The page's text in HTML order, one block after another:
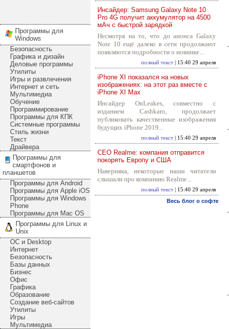
Программы для
Windows
Безопасность
Графика и дизайн
Деловые программы
Утилиты
Игры и развлечения
Интернет и сеть
Мультимедиа
Обучение
Программирование
Программы для КПК
Системные программы
Стиль жизни
Текст
Драйвера
Программы для
смартфонов и
планшетов
Программы для Android
Программы для Apple iOS
Программы для Windows
Phone
Программы для Mac OS
Программы для Linux и
Unix
ОС и Desktop
Интернет
Безопасность
Базы данных
Бизнес
Офис
Графика
Образование
Создание веб-сайтов
Утилиты
Игры
Мультимедиа
Инсайдер: Samsung Galaxy Note 10
Pro 4G получит аккумулятор на 4500
мАч с быстрой зарядкой
Несмотря на то, что до анонса Galaxy
Note 10 ещё далеко в сети продолжают
появляются подробности о новинке...
полный текст | 15:40 29 апреля
iPhone XI показался на новых
изображениях: на этот раз вместе с
iPhone XI Max
Инсайдер OnLeakes, совместно с
изданием Cashkaro, продолжает
публиковать качественные изображения
будущих iPhone 2019...
полный текст | 15:40 29 апреля
CEO Realme: компания отправится
покорять Европу и США
Наверняка, некоторые наши читатели
слышали про компанию Realme...
полный текст | 15:40 29 апреля
Весь блог о софте